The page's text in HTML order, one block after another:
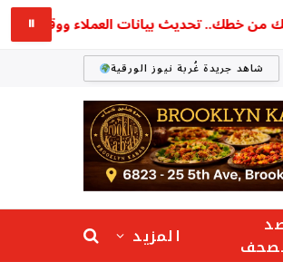
خطك.. تحديث بيانات العملاء ووقف الشرائح
⏸
شاهد جريدة غُربة نيوز الورقية
المزيد